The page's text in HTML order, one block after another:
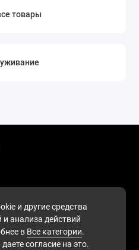
товары
и другие средства
и анализа действий
в Все категории.
согласие на это.